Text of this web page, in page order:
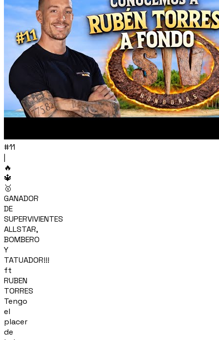
#11
|
🔥
🔱
🥇
GANADOR
DE
SUPERVIVIENTES
ALLSTAR,
BOMBERO
Y
TATUADOR!!!
ft
RUBEN
TORRES
Tengo
el
placer
de